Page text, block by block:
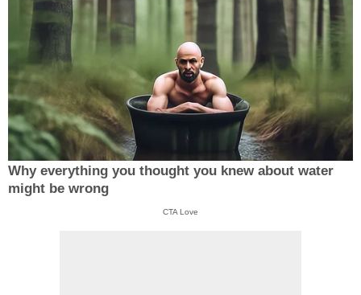
Why everything you thought you knew about water
might be wrong
CTA Love